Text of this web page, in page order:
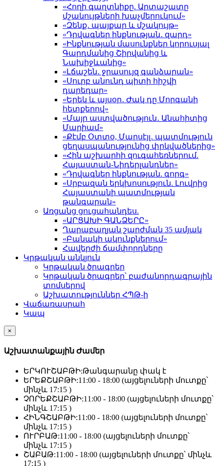
«Հողի գաղտնիքը. Արտաշատը
մշակույթների խաչմերուկում»
«Զենք․ պայքար և մշակույթ»
«Դրվագներ ինքնության․ զարդ»
«Ինքնության մասունքներ կորուսյալ
Գարդմանից Շիրվանից և
Նախիջևանից»
«Լճաշեն․ ջրասույզ գանձարան»
«Սուրբ անունդ պիտի հիշվի
դարեդար»
«Երեկ և այսօր․ Ժակ դը Մորգանի
հետքերով»
«Մայր աստվածություն․ Անահիտից
Մարիամ»
«Քէմբ Օտտօ, Մարսէյլ․ պատմություն
ցեղասպանությունից փրկվածներից»
«Հին աշխարհի զուգահեռներում.
Հայաստան-Նիդերլանդներ»
«Դրվագներ ինքնության. գորգ»
«Սրբազան երկխոսություն. Լուվրից
Հայաստանի պատմության
թանգարան»
Առցանց ցուցահանդես.
«ԱՐՑԱԽԻ ԳԱՆՁԵՐԸ»
Ղարաբաղյան շարժման 35 ամյակ
«Բանակի ակունքներում»
Հավերժի ճամփորդները
Կրթական անկյուն
Կրթական ծրագրեր
Կրթական ծրագրեր՝ բաժանորդագրային
տոմսերով
Աշխատություններ ՀՊԹ-ի
Վաճառասրահ
Կապ
×
Աշխատանքային Ժամեր
ԵՐԿՈՒՇԱԲԹԻ:Թանգարանը փակ է
ԵՐԵՔՇԱԲԹԻ:11:00 - 18:00 (այցելուների մուտքը՝
մինչև 17:15 )
ՉՈՐԵՔՇԱԲԹԻ:11:00 - 18:00 (այցելուների մուտքը՝
մինչև 17:15 )
ՀԻՆԳՇԱԲԹԻ:11:00 - 18:00 (այցելուների մուտքը՝
մինչև 17:15 )
ՈՒՐԲԱԹ:11:00 - 18:00 (այցելուների մուտքը՝
մինչև 17:15 )
ՇԱԲԱԹ:11:00 - 18:00 (այցելուների մուտքը՝ մինչև
17:15 )